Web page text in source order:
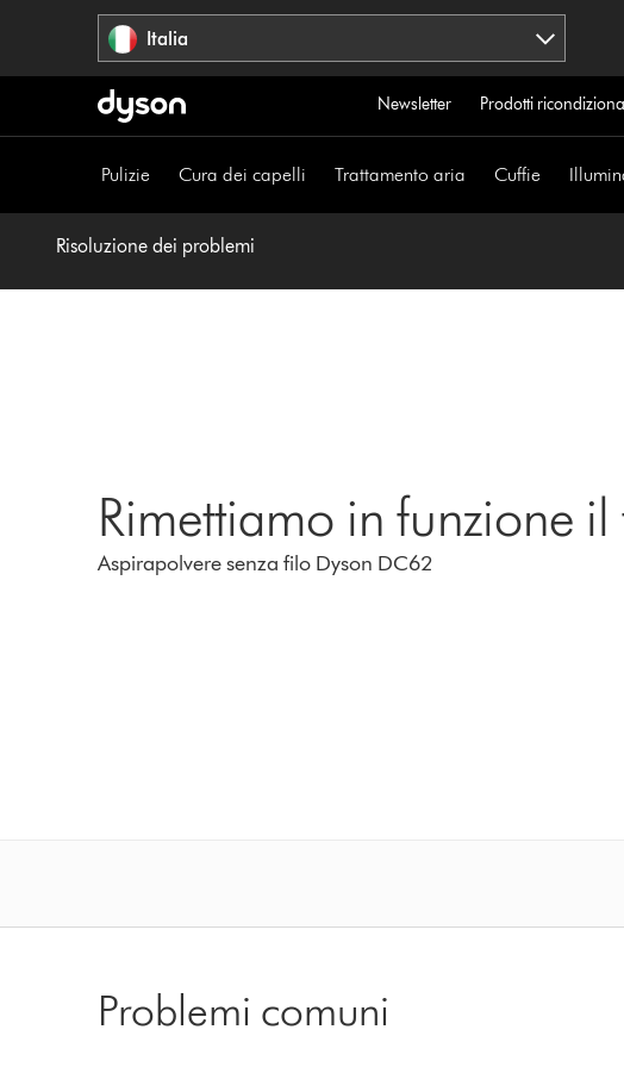
Italia
Newsletter Prodotti
Pulizie Cura dei capelli Trattamento aria Cuffie
Risoluzione dei problemi
Rimettiamo in funzione
Aspirapolvere senza filo Dyson DC62
Problemi comuni